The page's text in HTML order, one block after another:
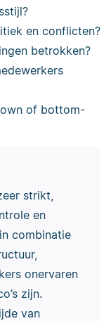
en conflicten?
betrokken?
of bottom-
strikt,
en
combinatie
onervaren
zijn.
van